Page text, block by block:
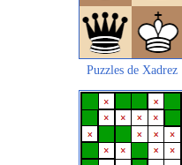
Puzzles de Xadrez